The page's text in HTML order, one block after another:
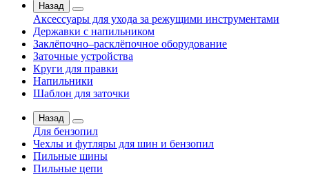
Назад
Аксессуары для ухода за режущими инструментами
Державки с напильником
Заклёпочно–расклёпочное оборудование
Заточные устройства
Круги для правки
Напильники
Шаблон для заточки
Назад
Для бензопил
Чехлы и футляры для шин и бензопил
Пильные шины
Пильные цепи